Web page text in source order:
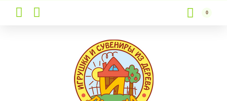
to
content
0